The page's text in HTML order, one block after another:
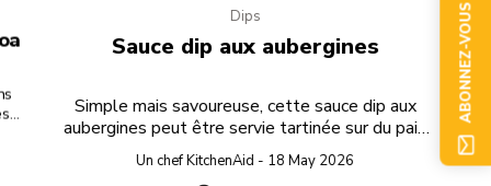
Dips
Sauce dip aux aubergines
Simple mais savoureuse, cette sauce dip aux
aubergines peut être servie tartinée sur du pain
grillé ou pour y tremper des biscuits lors d’une
fête.
Un chef KitchenAid - 18 May 2026
ABONNEZ-VOUS